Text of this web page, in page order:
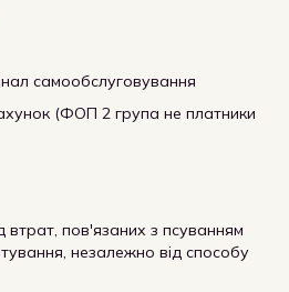
самообслуговування
(ФОП 2 група не платники
втрат, пов'язаних з псуванням
незалежно від способу